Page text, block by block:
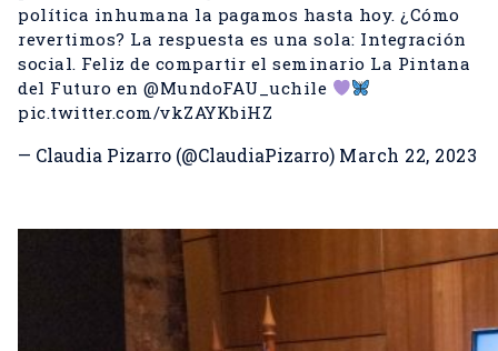
política inhumana la pagamos hasta hoy. ¿Cómo
revertimos? La respuesta es una sola: Integración
social. Feliz de compartir el seminario La Pintana
del Futuro en @MundoFAU_uchile
pic.twitter.com/vkZAYKbiHZ
— Claudia Pizarro (@ClaudiaPizarro) March 22, 2023